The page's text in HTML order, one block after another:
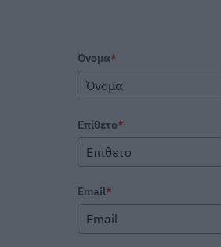
Όνομα*
Επίθετο*
Email*